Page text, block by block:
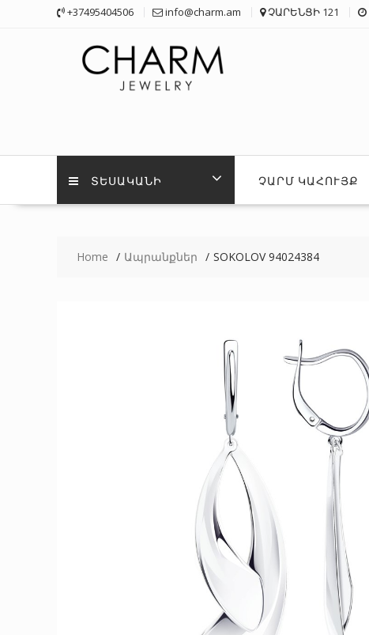
+37495404506 info@charm.am ՉԱՐԵՆՑԻ 121
ՏԵՍԱԿԱՆԻ ՉԱՐՄ ԿԱՀՈՒՅՔ
Home Ապրանքներ SOKOLOV 94024384